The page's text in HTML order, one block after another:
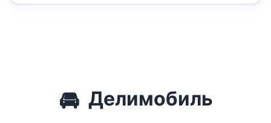
🚘 Делимобиль